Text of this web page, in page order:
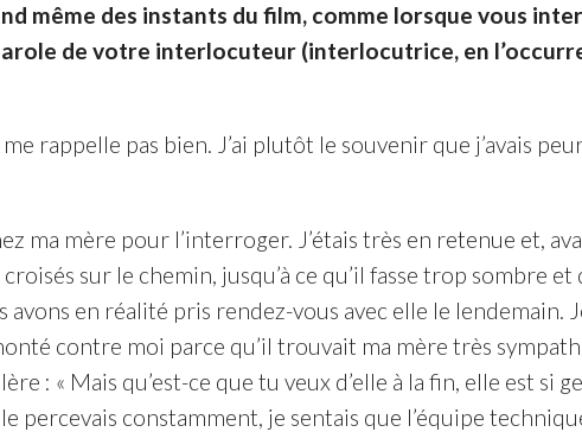
même des instants du film, comme lorsque vous
de votre interlocuteur (interlocutrice, en
rappelle pas bien. J’ai plutôt le souvenir que j’avais
ma mère pour l’interroger. J’étais très en retenue et,
sur le chemin, jusqu’à ce qu’il fasse trop sombre
en réalité pris rendez-vous avec elle le lendemain.
contre moi parce qu’il trouvait ma mère très
: « Mais qu’est-ce que tu veux d’elle à la fin, elle est si
percevais constamment, je sentais que l’équipe